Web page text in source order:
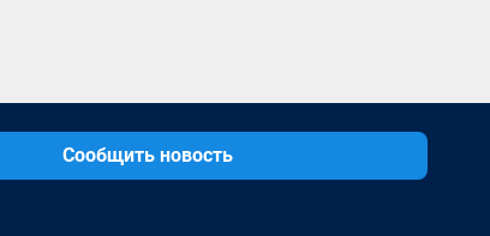
Сообщить новость